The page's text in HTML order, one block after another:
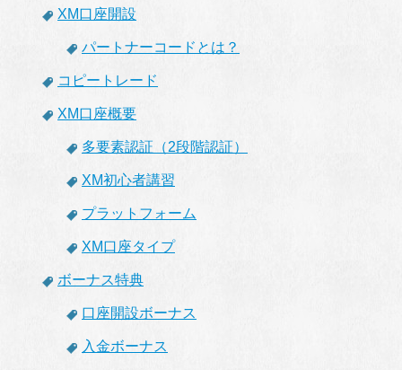
XM口座開設
パートナーコードとは？
コピートレード
XM口座概要
多要素認証（2段階認証）
XM初心者講習
プラットフォーム
XM口座タイプ
ボーナス特典
口座開設ボーナス
入金ボーナス